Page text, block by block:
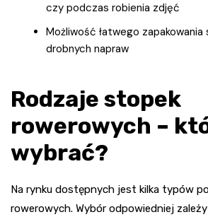
czy podczas robienia zdjęć
Możliwość łatwego zapakowania
drobnych napraw
Rodzaje stopek
rowerowych –
wybrać?
Na rynku dostępnych jest kilka typów
rowerowych. Wybór odpowiedniej